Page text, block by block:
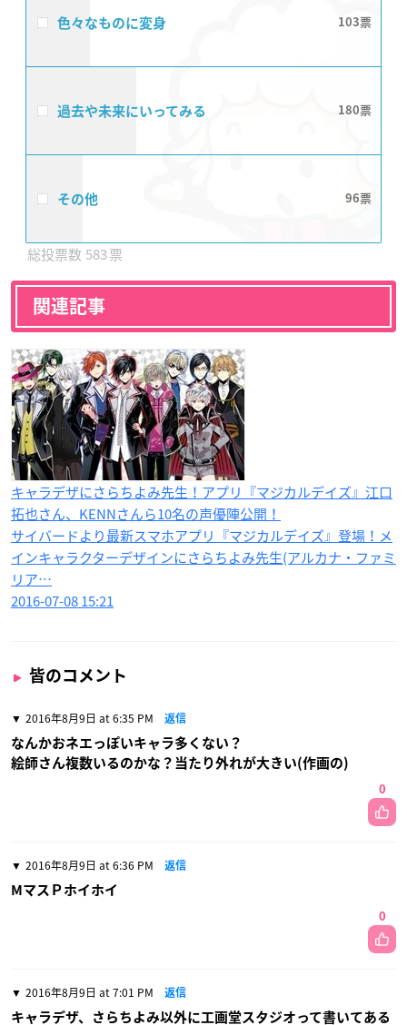
色々なものに変身 103
過去や未来にいってみる 180
その他 96
583
関連記事
キャラデザにさらちよみ先生！アプリ『マジカルデイズ』江口
拓也さん、KENNさんら10名の声優陣公開！
サイバードより最新スマホアプリ『マジカルデイズ』登場！メ
インキャラクターデザインにさらちよみ先生(アルカナ・ファミ
リア…
2016-07-08 15:21
皆のコメント
2016年8月9日 at 6:35 PM 返信
なんかおネエっぽいキャラ多くない？
絵師さん複数いるのかな？当たり外れが大きい(作画の)
0
2016年8月9日 at 6:36 PM 返信
MマスＰホイホイ
0
2016年8月9日 at 7:01 PM 返信
キャラデザ、さらちよみ以外に工画堂スタジオって書いてある